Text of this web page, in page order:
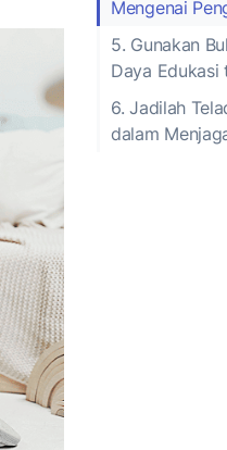
Mengenai
5. Gunakan
Daya Edukasi
6. Jadilah
dalam